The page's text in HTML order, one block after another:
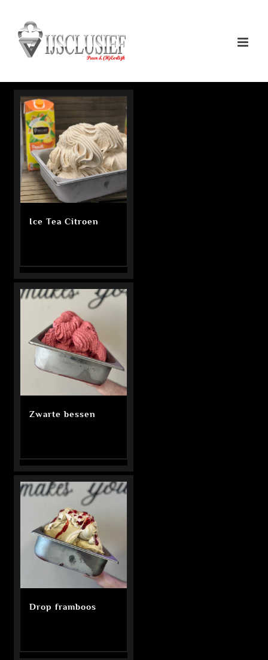
inhoud
Ice Tea Citroen
Zwarte bessen
Drop framboos